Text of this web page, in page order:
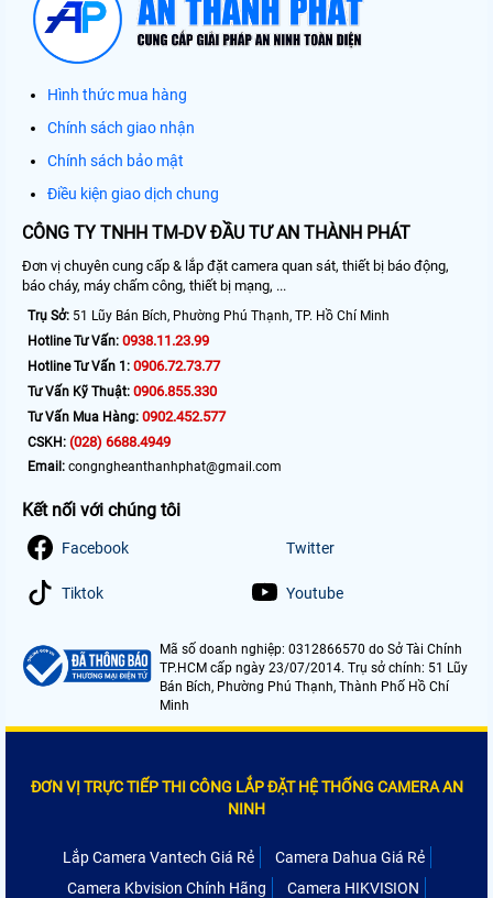
Hình thức mua hàng
Chính sách giao nhận
Chính sách bảo mật
Điều kiện giao dịch chung
CÔNG TY TNHH TM-DV ĐẦU TƯ AN THÀNH PHÁT
Đơn vị chuyên cung cấp & lắp đặt camera quan sát, thiết bị báo động,
báo cháy, máy chấm công, thiết bị mạng, ...
Trụ Sở: 51 Lũy Bán Bích, Phường Phú Thạnh, TP. Hồ Chí Minh
Hotline Tư Vấn: 0938.11.23.99
Hotline Tư Vấn 1: 0906.72.73.77
Tư Vấn Kỹ Thuật: 0906.855.330
Tư Vấn Mua Hàng: 0902.452.577
CSKH: (028) 6688.4949
Email: congngheanthanhphat@gmail.com
Kết nối với chúng tôi
Facebook Twitter
Tiktok Youtube
Mã số doanh nghiệp: 0312866570 do Sở Tài Chính
TP.HCM cấp ngày 23/07/2014. Trụ sở chính: 51 Lũy
Bán Bích, Phường Phú Thạnh, Thành Phố Hồ Chí
Minh
ĐƠN VỊ TRỰC TIẾP THI CÔNG LẮP ĐẶT HỆ THỐNG CAMERA AN
NINH
Lắp Camera Vantech Giá Rẻ
Camera Dahua Giá Rẻ
Camera Kbvision Chính Hãng
Camera HIKVISION